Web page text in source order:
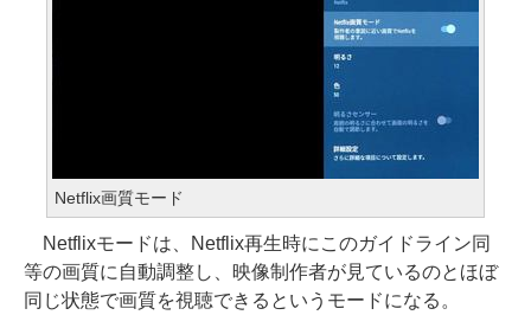
Netflix画質モード
Netflixモードは、Netflix再生時にこのガイドライン同
等の画質に自動調整し、映像制作者が見ているのとほぼ
同じ状態で画質を視聴できるというモードになる。